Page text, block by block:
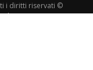
i diritti riservati ©
>